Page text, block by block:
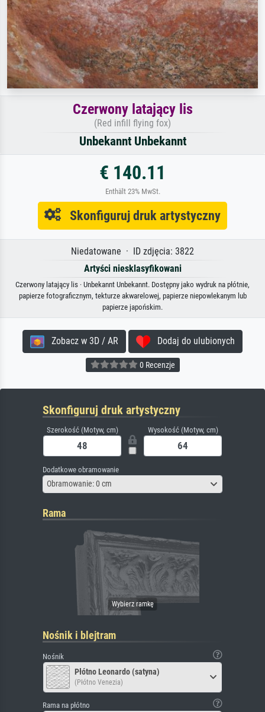
Czerwony latający lis
(Red infill flying fox)
Unbekannt Unbekannt
€ 140.11
Enthält 23% MwSt.
Skonfiguruj druk artystyczny
Niedatowane · ID zdjęcia: 3822
Artyści niesklasyfikowani
Czerwony latający lis · Unbekannt Unbekannt. Dostępny jako wydruk na płótnie,
papierze fotograficznym, tekturze akwarelowej, papierze niepowlekanym lub
papierze japońskim.
Zobacz w 3D / AR Dodaj do ulubionych
0 Recenzje
Skonfiguruj druk artystyczny
Szerokość (Motyw, cm) Wysokość (Motyw, cm)
Dodatkowe obramowanie
Obramowanie: 0 cm
Rama
Nośnik i blejtram
Nośnik
Płótno Leonardo (satyna)
(Płótno Venezia)
Rama na płótno